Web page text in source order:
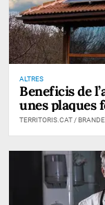
ALTRES
Beneficis de
unes plaques
TERRITORIS.CAT /